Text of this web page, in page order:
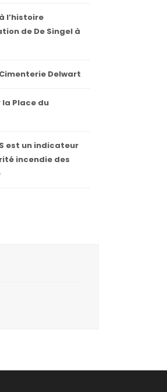
l’histoire
de De Singel à
Delwart
Place du
est un indicateur
incendie des